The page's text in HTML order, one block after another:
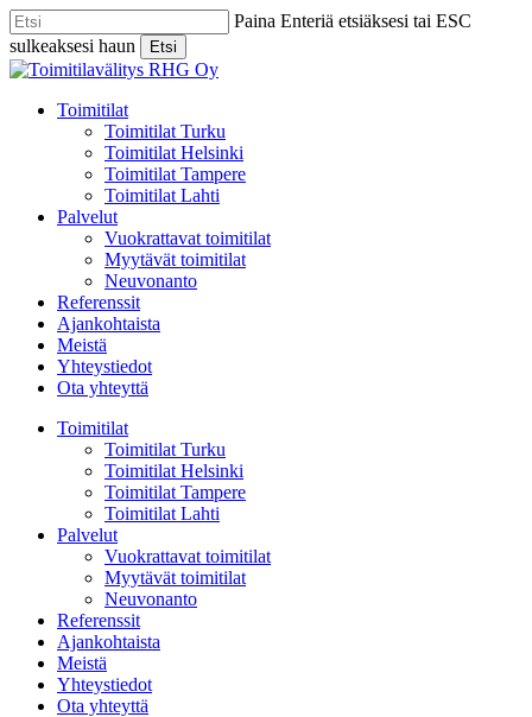
Skip
to
main
content
Paina Enteriä etsiäksesi tai ESC
sulkeaksesi haun
Etsi
Close
Menu
Toimitilat
Toimitilat Turku
Toimitilat Helsinki
Toimitilat Tampere
Toimitilat Lahti
Palvelut
Vuokrattavat toimitilat
Myytävät toimitilat
Neuvonanto
Referenssit
Ajankohtaista
Meistä
Yhteystiedot
Ota yhteyttä
Toimitilat
Toimitilat Turku
Toimitilat Helsinki
Toimitilat Tampere
Toimitilat Lahti
Palvelut
Vuokrattavat toimitilat
Myytävät toimitilat
Neuvonanto
Referenssit
Ajankohtaista
Meistä
Yhteystiedot
Ota yhteyttä